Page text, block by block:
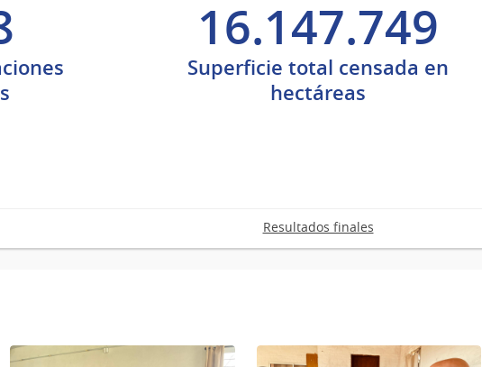
16.147.749
Superficie total censada en
hectáreas
Resultados finales